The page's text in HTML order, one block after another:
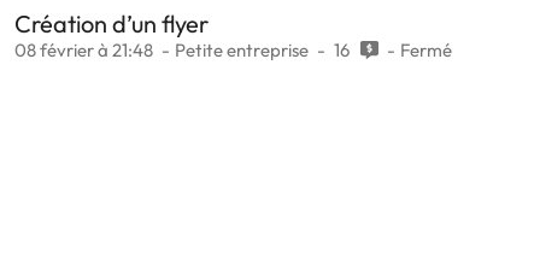
Création d’un flyer
08 février à 21:48 Petite entreprise 16 Fermé